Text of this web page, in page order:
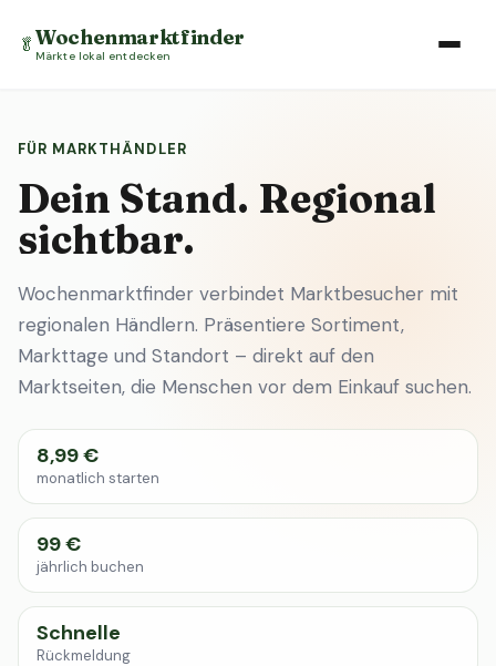
🥬Wochenmarktfinder
Märkte lokal entdecken
FÜR MARKTHÄNDLER
Dein Stand. Regional
sichtbar.
Wochenmarktfinder verbindet Marktbesucher mit
regionalen Händlern. Präsentiere Sortiment,
Markttage und Standort – direkt auf den
Marktseiten, die Menschen vor dem Einkauf suchen.
8,99 €
monatlich starten
99 €
jährlich buchen
Schnelle
Rückmeldung